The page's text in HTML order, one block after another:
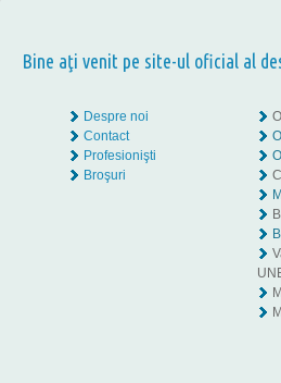
Bine aţi venit pe site-ul oficial al
Despre noi
Contact
Profesionişti
Broşuri